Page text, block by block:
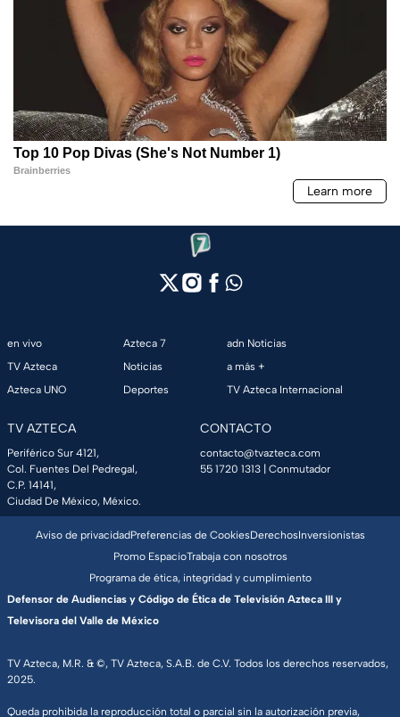
en vivo
TV Azteca
Azteca UNO
Azteca 7
Noticias
Deportes
adn Noticias
a más +
TV Azteca Internacional
TV AZTECA
Periférico Sur 4121,
Col. Fuentes Del Pedregal,
C.P. 14141,
Ciudad De México, México.
CONTACTO
contacto@tvazteca.com
55 1720 1313 | Conmutador
TV Azteca, M.R. & ©, TV Azteca, S.A.B. de C.V. Todos los derechos reservados,
2025.
Queda prohibida la reproducción total o parcial sin la autorización previa,
Aviso de privacidadPreferencias de CookiesDerechosInversionistas
Promo EspacioTrabaja con nosotros
Programa de ética, integridad y cumplimiento
Defensor de Audiencias y Código de Ética de Televisión Azteca III y
Televisora del Valle de México